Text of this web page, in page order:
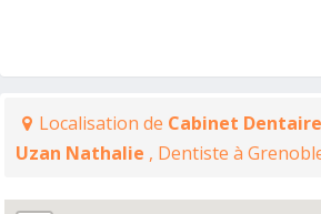
Localisation de Cabinet
Uzan Nathalie , Dentiste à